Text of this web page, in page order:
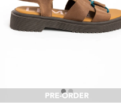
Talle